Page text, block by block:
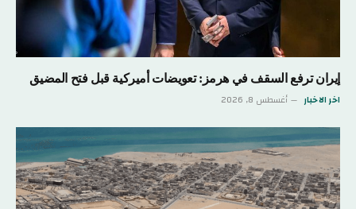
إيران ترفع السقف في هرمز: تعويضات أميركية قبل فتح المضيق
اخر الاخبار أغسطس 8, 2026